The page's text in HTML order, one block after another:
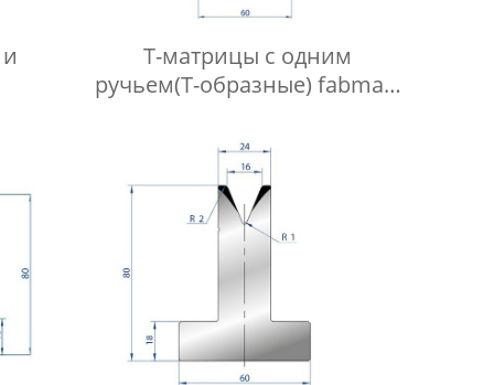
Т-матрицы с одним
ручьем(Т-образные) fabmax-